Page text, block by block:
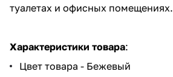
туалетах и офисных помещениях.
Характеристики товара:
Цвет товара - Бежевый